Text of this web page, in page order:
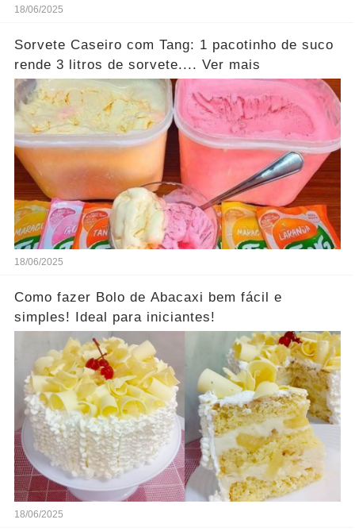
18/06/2025
Sorvete Caseiro com Tang: 1 pacotinho de suco
rende 3 litros de sorvete.... Ver mais
18/06/2025
Como fazer Bolo de Abacaxi bem fácil e
simples! Ideal para iniciantes!
18/06/2025